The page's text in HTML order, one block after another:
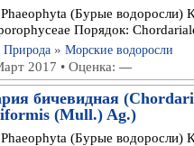
(Бурые водоросли)
Порядок:
Природа » Морские водоросли
2017 • Оценка: —
бичевидная
(Mull.) Ag.)
(Бурые водоросли)